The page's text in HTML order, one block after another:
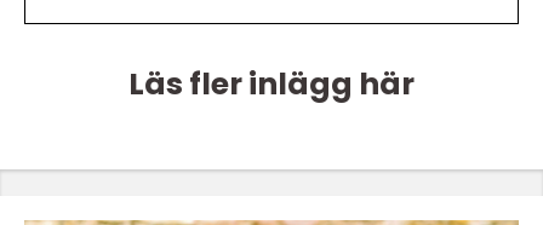
Läs fler inlägg här